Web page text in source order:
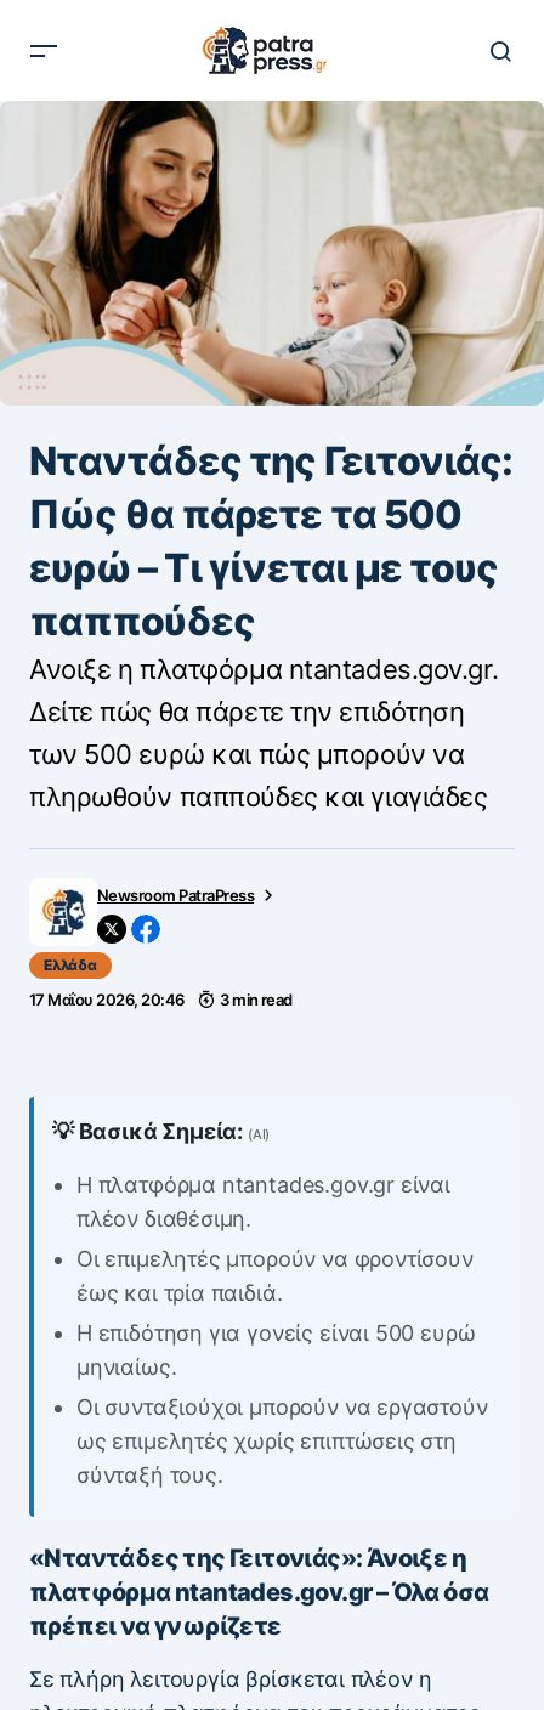
Νταντάδες της Γειτονιάς:
Πώς θα πάρετε τα 500
ευρώ – Τι γίνεται με τους
παππούδες
Ανοιξε η πλατφόρμα ntantades.gov.gr.
Δείτε πώς θα πάρετε την επιδότηση
των 500 ευρώ και πώς μπορούν να
πληρωθούν παππούδες και γιαγιάδες
Newsroom PatraPress
Ελλάδα
17 Μαΐου 2026, 20:46 3 min read
💡 Βασικά Σημεία: (AI)
Η πλατφόρμα ntantades.gov.gr είναι
πλέον διαθέσιμη.
Οι επιμελητές μπορούν να φροντίσουν
έως και τρία παιδιά.
Η επιδότηση για γονείς είναι 500 ευρώ
μηνιαίως.
Οι συνταξιούχοι μπορούν να εργαστούν
ως επιμελητές χωρίς επιπτώσεις στη
σύνταξή τους.
«Νταντάδες της Γειτονιάς»: Άνοιξε η
πλατφόρμα ntantades.gov.gr – Όλα όσα
πρέπει να γνωρίζετε
Σε πλήρη λειτουργία βρίσκεται πλέον η